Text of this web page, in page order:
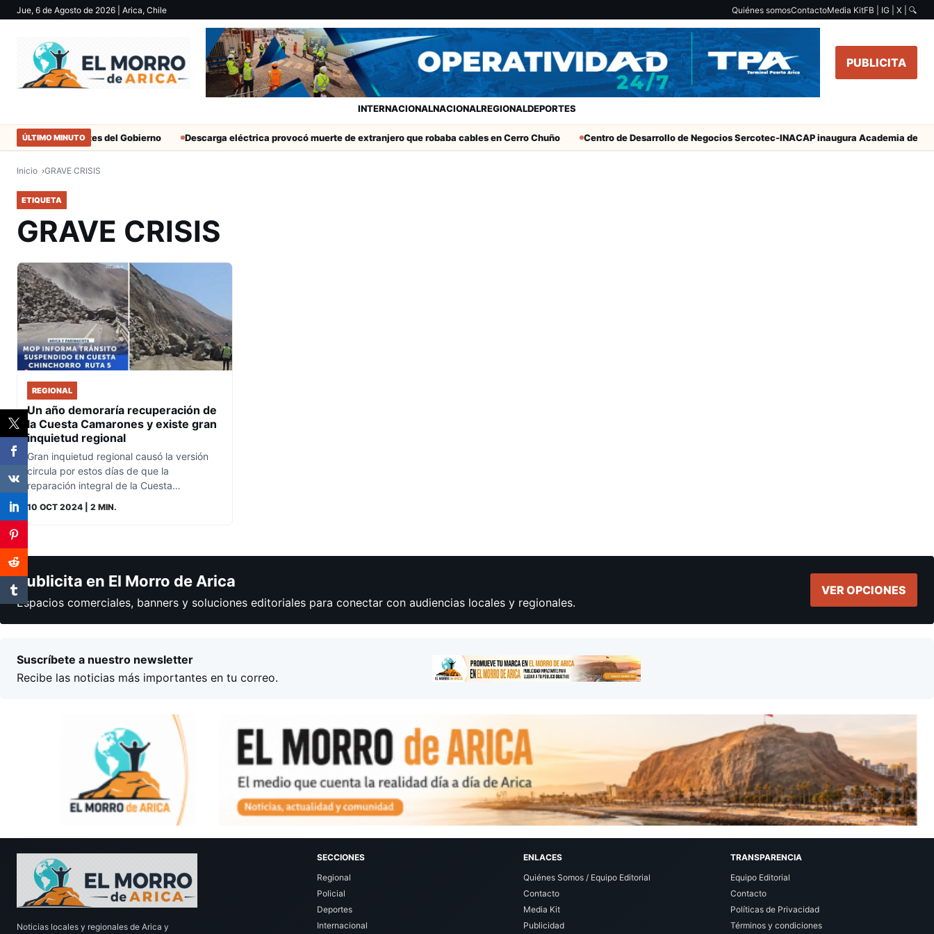
Jue, 6 de Agosto de 2026 | Arica, Chile Quiénes somosContactoMedia KitFB | IG | X | 🔍
PUBLICITA
INTERNACIONALNACIONALREGIONALDEPORTES
ÚLTIMO MINUTO
solo a militantes del Gobierno Descarga eléctrica provocó muerte de extranjero que robaba cables en Cerro Chuño Centro de Desarrollo de Negocios Sercotec-INACAP inaugura Academia de
Inicio GRAVE CRISIS
ETIQUETA
GRAVE CRISIS
REGIONAL
Un año demoraría recuperación de
la Cuesta Camarones y existe gran
inquietud regional
Gran inquietud regional causó la versión
circula por estos días de que la
reparación integral de la Cuesta…
10 OCT 2024 | 2 MIN.
Publicita en El Morro de Arica
Espacios comerciales, banners y soluciones editoriales para conectar con audiencias locales y regionales.
VER OPCIONES
Suscríbete a nuestro newsletter
Recibe las noticias más importantes en tu correo.
Noticias locales y regionales de Arica y
SECCIONES
Regional
Policial
Deportes
Internacional
ENLACES
Quiénes Somos / Equipo Editorial
Contacto
Media Kit
Publicidad
TRANSPARENCIA
Equipo Editorial
Contacto
Políticas de Privacidad
Términos y condiciones